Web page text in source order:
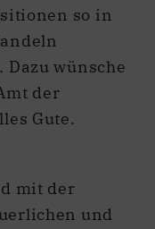
so in
wünsche
der
Gute.
mit der
und